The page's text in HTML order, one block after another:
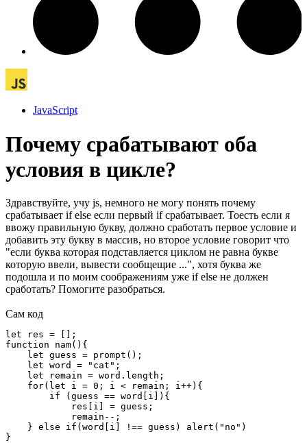
JavaScript
Почему срабатывают оба
условия в цикле?
Здравствуйте, учу js, немного не могу понять почему
срабатывает if else если первый if срабатывает. Тоесть если я
ввожу правильную букву, должно сработать первое условие и
добавить эту букву в массив, но второе условие говорит что
"если буква которая подставляется циклом не равна букве
которую ввели, вывести сообщещие ...", хотя буква же
подошла и по моим соображениям уже if else не должен
сработать? Помогите разобраться.
Сам код
let res = [];
function nam(){
    let guess = prompt();
    let word = "cat";
    let remain = word.length;
    for(let i = 0; i < remain; i++){
        if (guess == word[i]){
            res[i] = guess;
            remain--;
    } else if(word[i] !== guess) alert("no")
}